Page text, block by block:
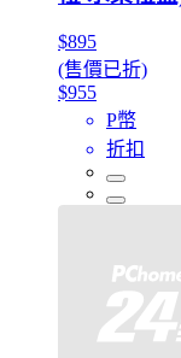
$895
(售價已折)
$955
P幣
折扣